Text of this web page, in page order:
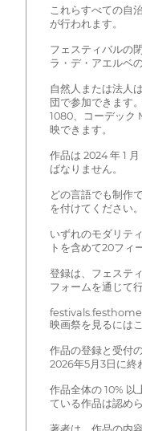
これらすべての自
が行われます。
フェスティバルの
ラ・デ・アエルベ
自然人または法人
団で参加できます
1080、コーデック
映できます。
作品は 2024 年 1
ばなりません。
どの言語でも制作
を付けてください。
いずれのモダリテ
トを含めて20フィ
登録は、フェステ
フォームを通じて
映画祭を見るには
作品の登録と受付
2026年5月3日に終
作品全体の 10% 以
ている作品は認め